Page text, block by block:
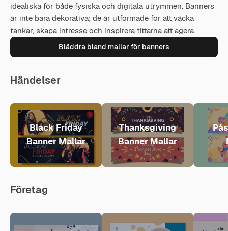
idealiska för både fysiska och digitala utrymmen. Banners
är inte bara dekorativa; de är utformade för att väcka
tankar, skapa intresse och inspirera tittarna att agera.
Bläddra bland mallar för banners
Händelser
Black Friday
Banner Mallar
Thanksgiving
Banner Mallar
Företag